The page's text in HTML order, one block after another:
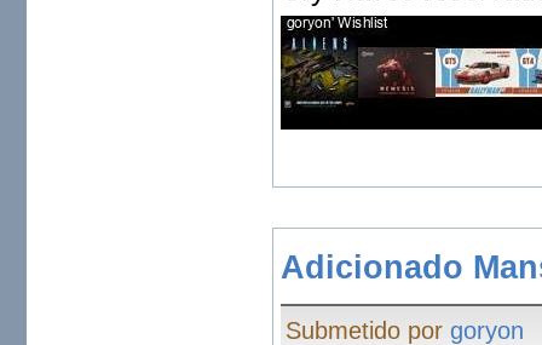
Adicionado
Submetido porgoryon